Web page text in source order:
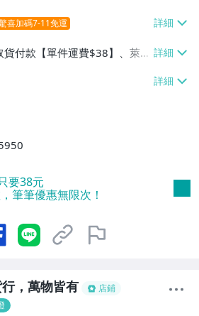
喜加碼7-11免運
貨付款【單件運費$38】、萊爾
單件運費$60】、郵局掛號
】
要38元
筆筆優惠無限次！
，萬物皆有
店鋪